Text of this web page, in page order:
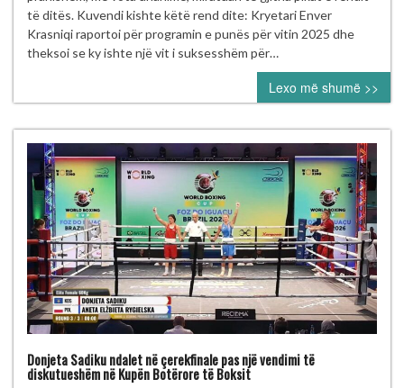
FBOXK-
së
unanimisht
programet
dhe
pranon
klube
të
reja
të ditës. Kuvendi kishte këtë rend dite: Kryetari Enver
Krasniqi raportoi për programin e punës për vitin 2025 dhe
theksoi se ky ishte një vit i suksesshëm për…
Lexo më shumë >>
Donjeta Sadiku ndalet në çerekfinale pas një vendimi të
diskutueshëm në Kupën Botërore të Boksit